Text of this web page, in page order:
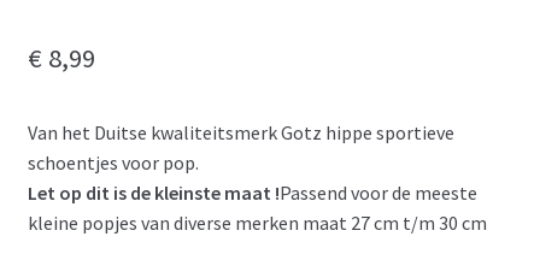
€ 8,99
Van het Duitse kwaliteitsmerk Gotz hippe sportieve
schoentjes voor pop.
Let op dit is de kleinste maat !Passend voor de meeste
kleine popjes van diverse merken maat 27 cm t/m 30 cm